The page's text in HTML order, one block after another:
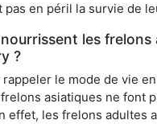
pas en péril la survie de
les frelons
?
rappeler le mode de vie
asiatiques ne font
effet, les frelons adultes